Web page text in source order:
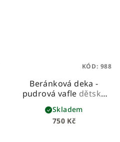
Beránková deka -
pudrová vafle dětská
beránková deka z
vafloviny a hebkého
beránka
750 Kč
Skladem
KÓD: 988